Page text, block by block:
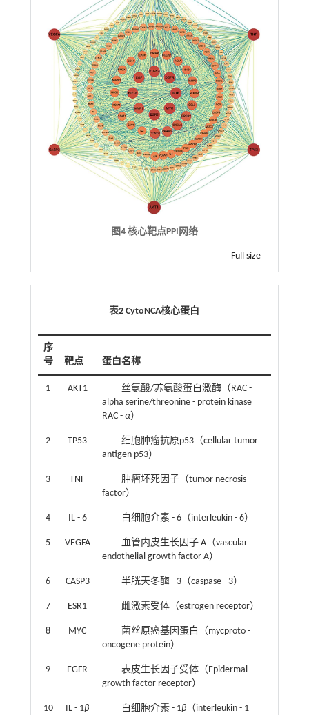
图4 核心靶点PPI网络
Full size
表2 CytoNCA核心蛋白
序
号
靶点 蛋白名称
1 AKT1
丝氨酸/苏氨酸蛋白激酶（RAC -
alpha serine/threonine - protein kinase
RAC - α）
2 TP53
细胞肿瘤抗原p53（cellular tumor
antigen p53）
3 TNF
肿瘤坏死因子（tumor necrosis
factor）
4 IL - 6 白细胞介素 - 6（interleukin - 6）
5 VEGFA
血管内皮生长因子 A（vascular
endothelial growth factor A）
6 CASP3 半胱天冬酶 - 3（caspase - 3）
7 ESR1 雌激素受体（estrogen receptor）
8 MYC
菌丝原癌基因蛋白（mycproto -
oncogene protein）
9 EGFR
表皮生长因子受体（Epidermal
growth factor receptor）
10 IL - 1β 白细胞介素 - 1β（interleukin - 1